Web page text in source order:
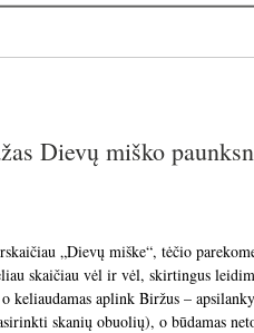
Dievų miško
„Dievų miške“, tėčio
skaičiau vėl ir vėl, skirtingus
keliaudamas aplink Biržus –
skanių obuolių), o būdamas